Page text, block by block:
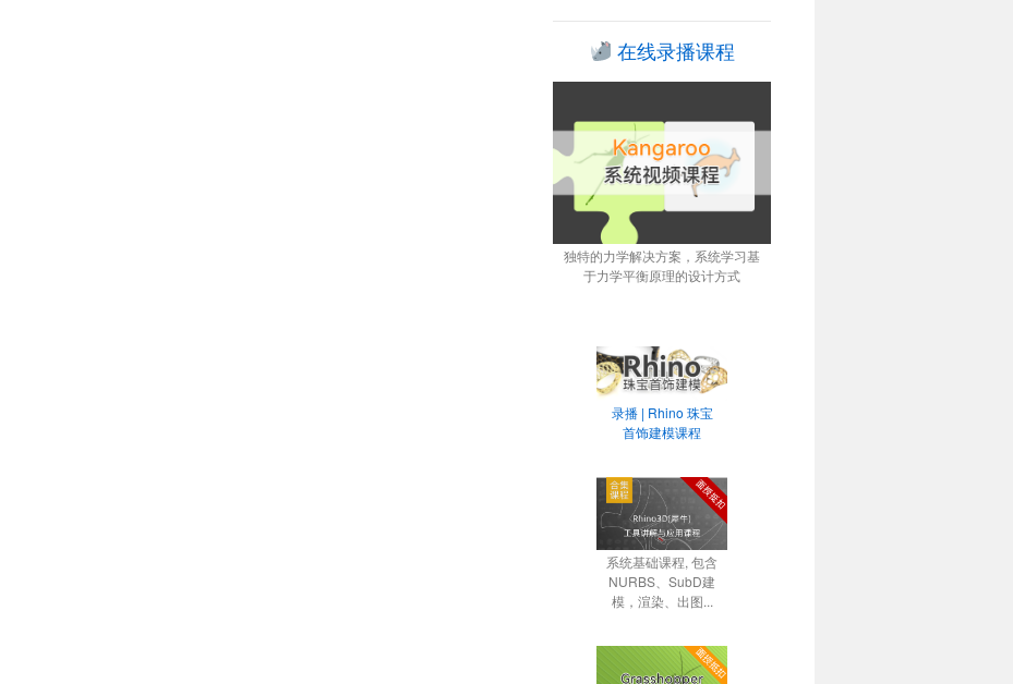
在线录播课程
独特的力学解决方案，系统学习基
于力学平衡原理的设计方式
录播 | Rhino 珠宝
首饰建模课程
系统基础课程, 包含
NURBS、SubD建
模，渲染、出图...